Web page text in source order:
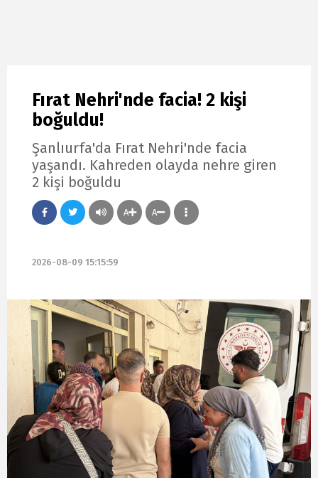
Fırat Nehri'nde facia! 2 kişi
boğuldu!
Şanlıurfa'da Fırat Nehri'nde facia
yaşandı. Kahreden olayda nehre giren
2 kişi boğuldu
A A
2026-08-09 15:15:59